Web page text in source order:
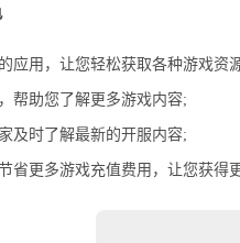
应用，让您轻松获取各种游戏资
帮助您了解更多游戏内容;
及时了解最新的开服内容;
省更多游戏充值费用，让您获得